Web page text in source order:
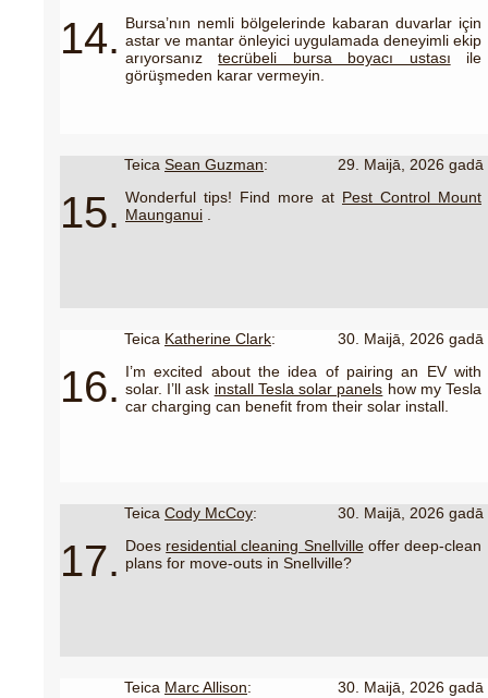
14. Bursa’nın nemli bölgelerinde kabaran duvarlar için
astar ve mantar önleyici uygulamada deneyimli ekip
arıyorsanıztecrübeli bursa boyacı ustası ile
görüşmeden karar vermeyin.
15.
Teica Sean Guzman:
29. Maijā, 2026 gadā
Wonderful tips! Find more at Pest Control Mount
Maunganui
16.
Teica Katherine Clark:
30. Maijā, 2026 gadā
I’m excited about the idea of pairing an EV with
solar. I’ll ask install Tesla solar panels how my Tesla
car charging can benefit from their solar install.
17.
Teica Cody McCoy:
30. Maijā, 2026 gadā
Does residential cleaning Snellvilleoffer deep-clean
plans for move-outs in Snellville?
Teica Marc Allison:
30. Maijā, 2026 gadā